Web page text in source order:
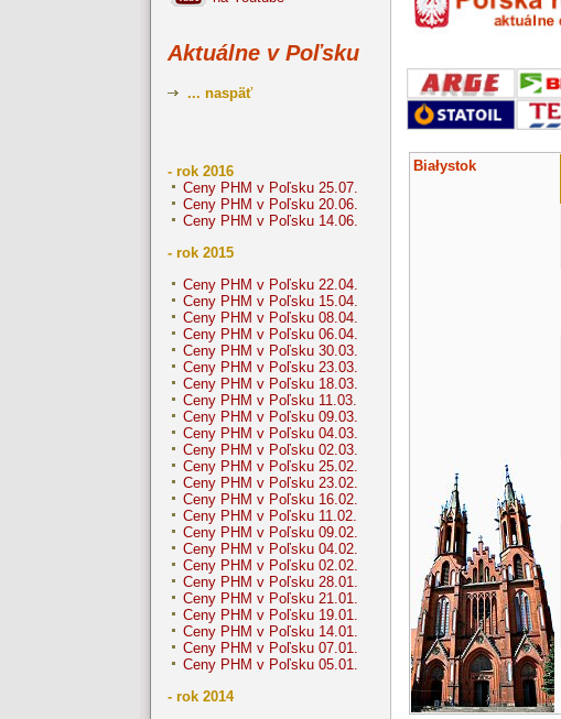
Aktuálne v Poľsku
... naspäť
- rok 2016
Ceny PHM v Poľsku 25.07.
Ceny PHM v Poľsku 20.06.
Ceny PHM v Poľsku 14.06.
- rok 2015
Ceny PHM v Poľsku 22.04.
Ceny PHM v Poľsku 15.04.
Ceny PHM v Poľsku 08.04.
Ceny PHM v Poľsku 06.04.
Ceny PHM v Poľsku 30.03.
Ceny PHM v Poľsku 23.03.
Ceny PHM v Poľsku 18.03.
Ceny PHM v Poľsku 11.03.
Ceny PHM v Poľsku 09.03.
Ceny PHM v Poľsku 04.03.
Ceny PHM v Poľsku 02.03.
Ceny PHM v Poľsku 25.02.
Ceny PHM v Poľsku 23.02.
Ceny PHM v Poľsku 16.02.
Ceny PHM v Poľsku 11.02.
Ceny PHM v Poľsku 09.02.
Ceny PHM v Poľsku 04.02.
Ceny PHM v Poľsku 02.02.
Ceny PHM v Poľsku 28.01.
Ceny PHM v Poľsku 21.01.
Ceny PHM v Poľsku 19.01.
Ceny PHM v Poľsku 14.01.
Ceny PHM v Poľsku 07.01.
Ceny PHM v Poľsku 05.01.
- rok 2014
Białystok